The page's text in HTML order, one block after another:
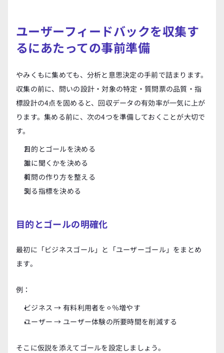
ユーザーフィードバックを収集す
るにあたっての事前準備
やみくもに集めても、分析と意思決定の手前で詰まります。
収集の前に、問いの設計・対象の特定・質問票の品質・指
標設計の4点を固めると、回収データの有効率が一気に上が
ります。集める前に、次の4つを準備しておくことが大切で
す。
目的とゴールを決める
誰に聞くかを決める
質問の作り方を整える
測る指標を決める
目的とゴールの明確化
最初に「ビジネスゴール」と「ユーザーゴール」をまとめ
ます。
例：
ビジネス → 有料利用者を⚪︎％増やす
ユーザー → ユーザー体験の所要時間を削減する
そこに仮説を添えてゴールを設定しましょう。